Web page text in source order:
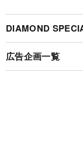
DIAMOND
広告企画一覧